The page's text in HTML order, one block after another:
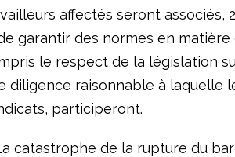
affectés seront associés,
garantir des normes en
le respect de la législation
diligence raisonnable à laquelle
participeront.
catastrophe de la rupture du